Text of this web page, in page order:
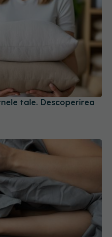
tale. Descoperirea